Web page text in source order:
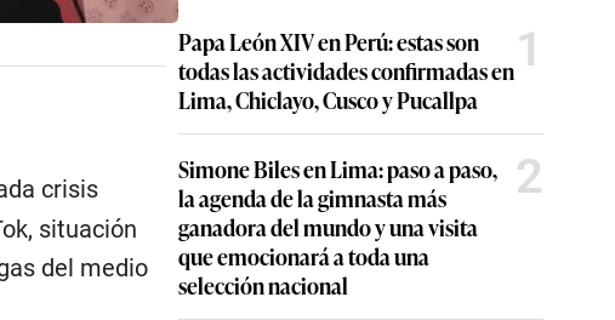
crisis
situación
del medio
Papa León XIV en Perú: estas son
todas las actividades confirmadas en
Lima, Chiclayo, Cusco y Pucallpa
1
Simone Biles en Lima: paso a paso,
la agenda de la gimnasta más
ganadora del mundo y una visita
que emocionará a toda una
selección nacional
2